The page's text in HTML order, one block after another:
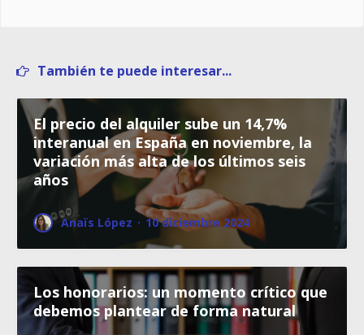
También te puede interesar...
El precio del alquiler sube un 14,7%
interanual en España en noviembre, la
variación más alta de los últimos seis
años
Anaïs López · 10 diciembre 2024
Los honorarios: un momento crítico que
debemos plantear de forma natural